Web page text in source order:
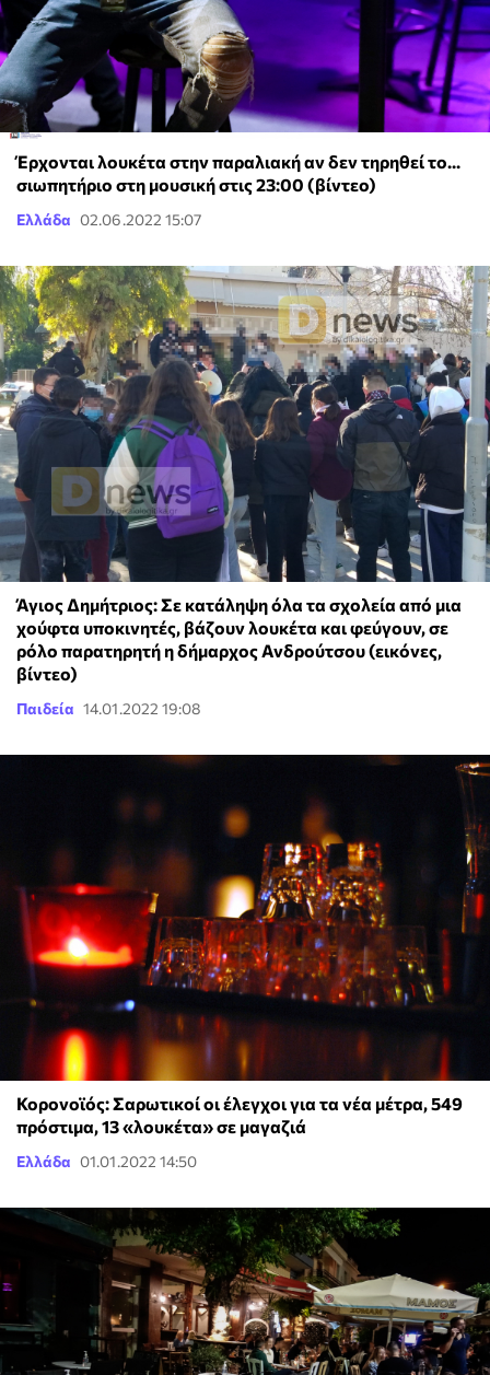
Έρχονται λουκέτα στην παραλιακή αν δεν τηρηθεί το...
σιωπητήριο στη μουσική στις 23:00 (βίντεο)
Ελλάδα 02.06.2022 15:07
Άγιος Δημήτριος: Σε κατάληψη όλα τα σχολεία από μια
χούφτα υποκινητές, βάζουν λουκέτα και φεύγουν, σε
ρόλο παρατηρητή η δήμαρχος Ανδρούτσου (εικόνες,
βίντεο)
Παιδεία 14.01.2022 19:08
Κορονοϊός: Σαρωτικοί οι έλεγχοι για τα νέα μέτρα, 549
πρόστιμα, 13 «λουκέτα» σε μαγαζιά
Ελλάδα 01.01.2022 14:50